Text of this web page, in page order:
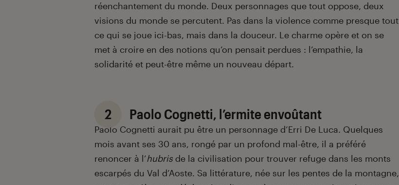
réenchantement du monde. Deux personnages que tout oppose, deux
visions du monde se percutent. Pas dans la violence comme presque tout
ce qui se joue ici-bas, mais dans la douceur. Le charme opère et on se
met à croire en des notions qu’on pensait perdues : l’empathie, la
solidarité et peut-être même un nouveau départ.
2 Paolo Cognetti, l’ermite envoûtant
Paolo Cognetti aurait pu être un personnage d’Erri De Luca. Quelques
mois avant ses 30 ans, rongé par un profond mal-être, il a préféré
renoncer à l’hubrisde la civilisation pour trouver refuge dans les monts
escarpés du Val d’Aoste. Sa littérature, née sur les pentes de la montagne,